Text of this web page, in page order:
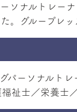
ソナルトレー
。グループレ
パーソナルト